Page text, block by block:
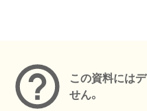
この資料には
せん。